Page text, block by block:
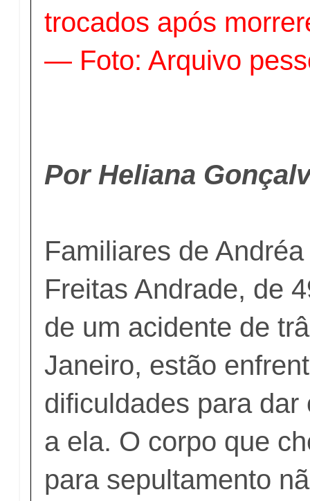
trocados após
— Foto: Arquivo
Por Heliana
Familiares de
Freitas Andrade, de
de um acidente de
Janeiro, estão
dificuldades para dar
a ela. O corpo que
para sepultamento